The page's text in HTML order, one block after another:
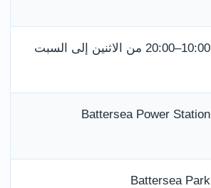
10:00–20:00 من الاثنين إلى السبت
Battersea Power Station
Battersea Park